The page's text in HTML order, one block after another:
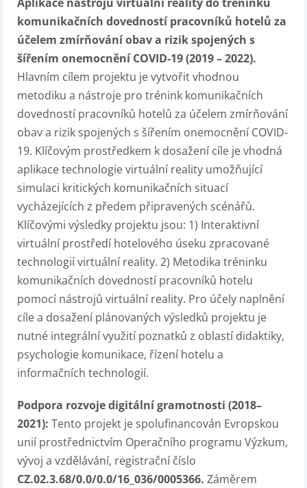
komunikačních dovedností pracovníků hotelů za
účelem zmírňování obav a rizik spojených s
šířením onemocnění COVID-19 (2019 – 2022).
Hlavním cílem projektu je vytvořit vhodnou
metodiku a nástroje pro trénink komunikačních
dovedností pracovníků hotelů za účelem zmírňování
obav a rizik spojených s šířením onemocnění COVID-
19. Klíčovým prostředkem k dosažení cíle je vhodná
aplikace technologie virtuální reality umožňující
simulaci kritických komunikačních situací
vycházejících z předem připravených scénářů.
Klíčovými výsledky projektu jsou: 1) Interaktivní
virtuální prostředí hotelového úseku zpracované
technologií virtuální reality. 2) Metodika tréninku
komunikačních dovedností pracovníků hotelu
pomocí nástrojů virtuální reality. Pro účely naplnění
cíle a dosažení plánovaných výsledků projektu je
nutné integrální využití poznatků z oblastí didaktiky,
psychologie komunikace, řízení hotelu a
informačních technologií.
Podpora rozvoje digitální gramotnosti (2018–
2021): Tento projekt je spolufinancován Evropskou
unií prostřednictvím Operačního programu Výzkum,
vývoj a vzdělávání, registrační číslo
CZ.02.3.68/0.0/0.0/16_036/0005366. Záměrem